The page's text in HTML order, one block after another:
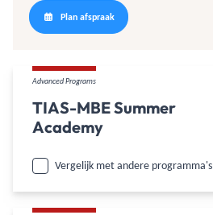
Plan afspraak
Advanced Programs
TIAS-MBE Summer
Academy
Vergelijk met andere programma's